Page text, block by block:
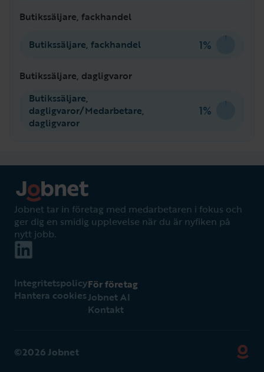
Butikssäljare, fackhandel
Butikssäljare, fackhandel
1%
Butikssäljare, dagligvaror
Butikssäljare,
dagligvaror/Medarbetare,
dagligvaror
1%
Jobnet tar in företag med medarbetaren i fokus och
ger dig en smidig upplevelse när du är nyfiken på
nytt jobb.
Integritetspolicy
Hantera cookies
För företag
Jobnet AI
Kontakt
©2026 Jobnet